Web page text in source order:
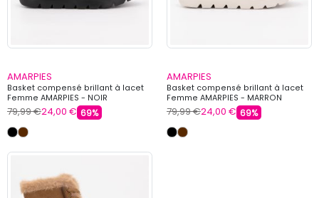
AMARPIES
Basket compensé brillant à lacet
Femme AMARPIES - NOIR
79,99 €24,00 € 69%
AMARPIES
Basket compensé brillant à lacet
Femme AMARPIES - MARRON
79,99 €24,00 € 69%